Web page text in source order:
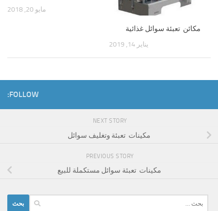
مايو 20, 2018
مكائن تعبئة سوائل غذائية
يناير 14, 2019
FOLLOW:
NEXT STORY
مكينات تعبئة وتغليف سوائل
PREVIOUS STORY
مكينات تعبئة سوائل مستكملة للبيع